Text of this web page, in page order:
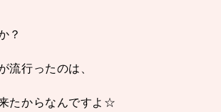
？
流行ったのは、
たからなんですよ☆